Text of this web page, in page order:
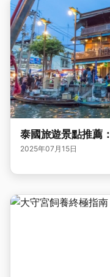
泰國旅遊景點推薦
2025年07月15日